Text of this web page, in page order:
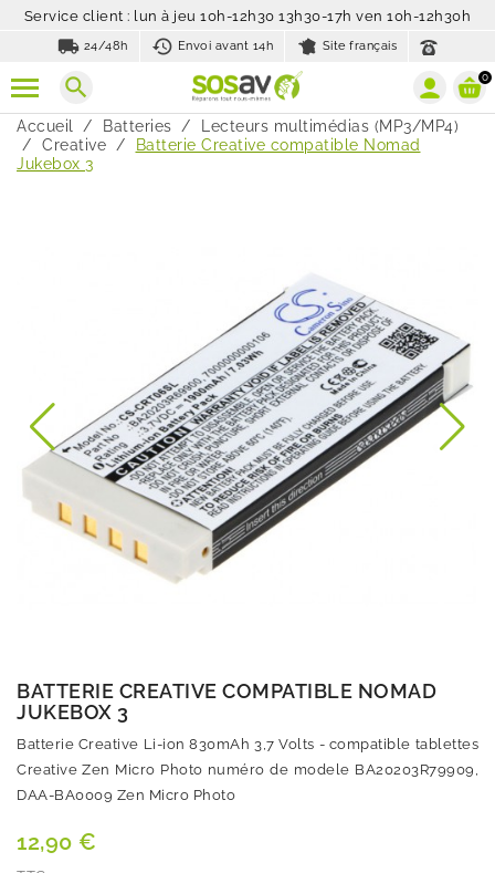
Service client : lun à jeu 10h-12h30 13h30-17h ven 10h-12h30h
local_shipping 24/48h history_toggle_off
Envoi avant 14h Site français
search 0
Accueil Batteries
Lecteurs multimédias (MP3/MP4)
Creative
Batterie Creative compatible Nomad
Jukebox 3
BATTERIE CREATIVE COMPATIBLE NOMAD
JUKEBOX 3
Batterie Creative Li-ion 830mAh 3,7 Volts - compatible tablettes
Creative Zen Micro Photo numéro de modele BA20203R79909,
DAA-BA0009 Zen Micro Photo
12,90 €